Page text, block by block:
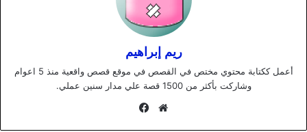
ريم إبراهيم
أعمل ككتابة محتوي مختص في القصص في موقع قصص واقعية منذ 5 اعوام
وشاركت بأكثر من 1500 قصة علي مدار سنين عملي.
موقع